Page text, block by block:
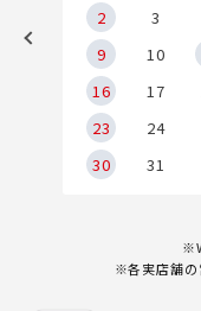
2
3
9
10
16
17
23
24
30
31
※各実店舗の